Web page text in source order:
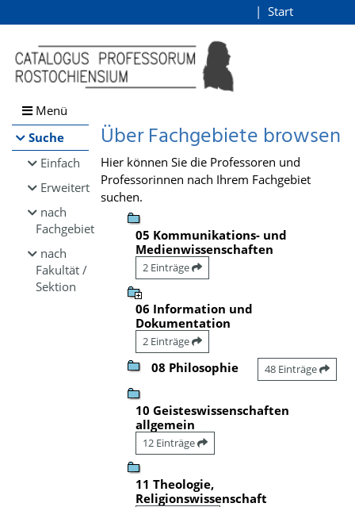
Browsen
direkt zum Inhalt
Start
Menü
Suche
Einfach
Erweitert
nach
Fachgebiet
nach
Fakultät /
Sektion
Über Fachgebiete browsen
Hier können Sie die Professoren und
Professorinnen nach Ihrem Fachgebiet
suchen.
05 Kommunikations- und
Medienwissenschaften
2 Einträge
06 Information und
Dokumentation
2 Einträge
08 Philosophie 48 Einträge
10 Geisteswissenschaften
allgemein
12 Einträge
11 Theologie,
Religionswissenschaft